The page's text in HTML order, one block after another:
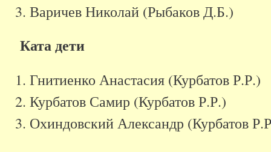
3. Варичев Николай (Рыбаков Д.Б.)
Ката дети
1. Гнитиенко Анастасия (Курбатов Р.Р.)
2. Курбатов Самир (Курбатов Р.Р.)
3. Охиндовский Александр (Курбатов